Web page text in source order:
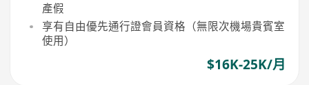
產假
享有自由優先通行證會員資格（無限次機場貴賓室
使用）
$16K-25K/月